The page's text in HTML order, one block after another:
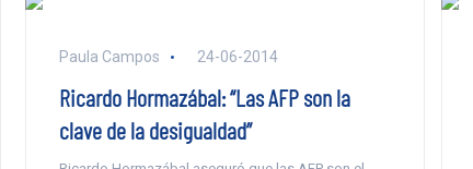
Paula Campos 24-06-2014
Ricardo Hormazábal: “Las AFP son la
clave de la desigualdad”